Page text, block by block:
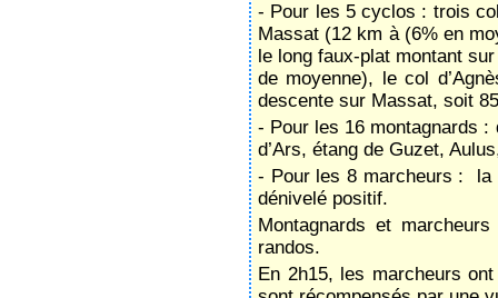
- Pour les 5 cyclos : trois
Massat (12 km à (6% en
le long faux-plat montant
de moyenne), le col
descente sur Massat, soit
- Pour les 16 montagnards :
d’Ars, étang de Guzet,
- Pour les 8 marcheurs : la
dénivelé positif.
Montagnards et
randos.
En 2h15, les marcheurs